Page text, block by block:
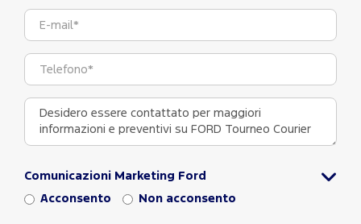
Comunicazioni Marketing Ford
Acconsento Non acconsento